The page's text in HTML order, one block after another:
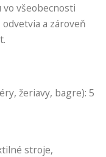
vo všeobecnosti
a zároveň
žeriavy, bagre): 5
stroje,